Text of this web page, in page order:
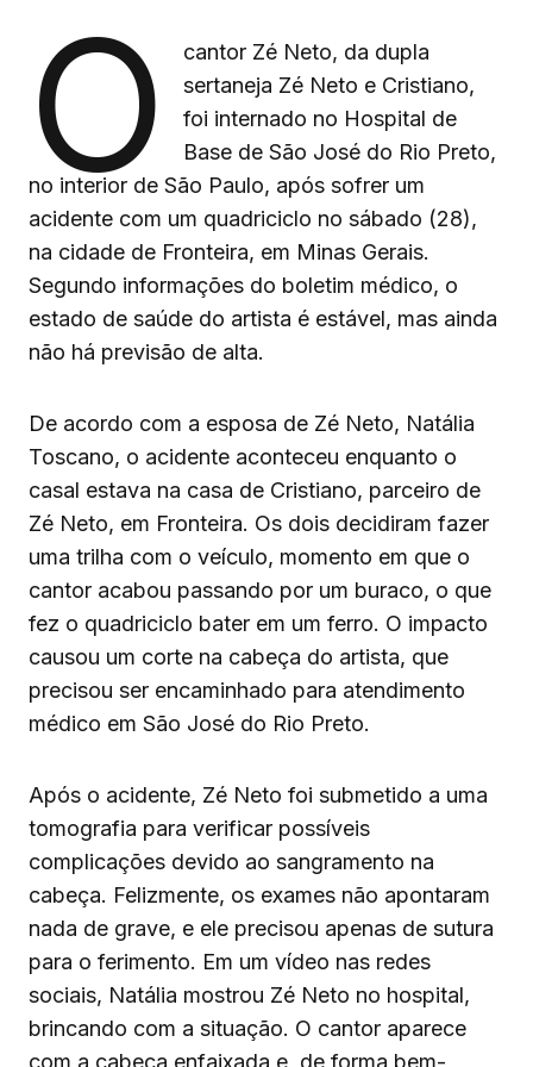
O
cantor Zé Neto, da dupla
sertaneja Zé Neto e Cristiano,
foi internado no Hospital de
Base de São José do Rio Preto,
no interior de São Paulo, após sofrer um
acidente com um quadriciclo no sábado (28),
na cidade de Fronteira, em Minas Gerais.
Segundo informações do boletim médico, o
estado de saúde do artista é estável, mas ainda
não há previsão de alta.
De acordo com a esposa de Zé Neto, Natália
Toscano, o acidente aconteceu enquanto o
casal estava na casa de Cristiano, parceiro de
Zé Neto, em Fronteira. Os dois decidiram fazer
uma trilha com o veículo, momento em que o
cantor acabou passando por um buraco, o que
fez o quadriciclo bater em um ferro. O impacto
causou um corte na cabeça do artista, que
precisou ser encaminhado para atendimento
médico em São José do Rio Preto.
Após o acidente, Zé Neto foi submetido a uma
tomografia para verificar possíveis
complicações devido ao sangramento na
cabeça. Felizmente, os exames não apontaram
nada de grave, e ele precisou apenas de sutura
para o ferimento. Em um vídeo nas redes
sociais, Natália mostrou Zé Neto no hospital,
brincando com a situação. O cantor aparece
com a cabeça enfaixada e, de forma bem-